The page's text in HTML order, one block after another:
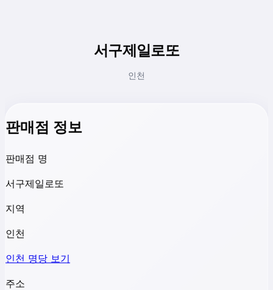
서구제일로또
인천
판매점 정보
판매점 명
서구제일로또
지역
인천
인천 명당 보기
주소